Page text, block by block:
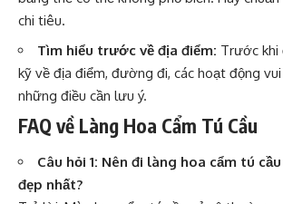
chi tiêu.
Tìm hiểu trước về địa điểm: Trước khi
kỹ về địa điểm, đường đi, các hoạt động
những điều cần lưu ý.
FAQ về Làng Hoa Cẩm Tú Cầu
Câu hỏi 1: Nên đi làng hoa cẩm tú
đẹp nhất?